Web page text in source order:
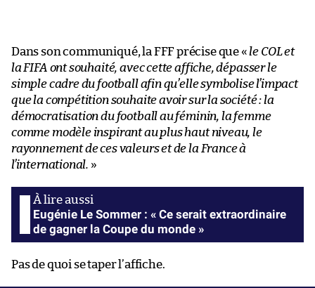
Dans son communiqué, la FFF précise que « le COL et
la FIFA ont souhaité, avec cette affiche, dépasser le
simple cadre du football afin qu’elle symbolise l’impact
que la compétition souhaite avoir sur la société : la
démocratisation du football au féminin, la femme
comme modèle inspirant au plus haut niveau, le
rayonnement de ces valeurs et de la France à
l’international. »
Eugénie Le Sommer : « Ce serait extraordinaire
de gagner la Coupe du monde »
Pas de quoi se taper l’affiche.